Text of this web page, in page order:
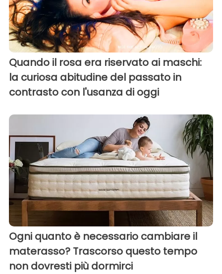
Quando il rosa era riservato ai maschi:
la curiosa abitudine del passato in
contrasto con l'usanza di oggi
Ogni quanto è necessario cambiare il
materasso? Trascorso questo tempo
non dovresti più dormirci